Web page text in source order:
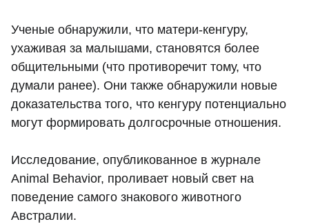
Ученые обнаружили, что матери-кенгуру,
ухаживая за малышами, становятся более
общительными (что противоречит тому, что
думали ранее). Они также обнаружили новые
доказательства того, что кенгуру потенциально
могут формировать долгосрочные отношения.
Исследование, опубликованное в журнале
Animal Behavior, проливает новый свет на
поведение самого знакового животного
Австралии.